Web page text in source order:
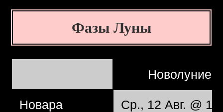
Фазы Луны
Новолуние
Новара Ср., 12 Авг. @